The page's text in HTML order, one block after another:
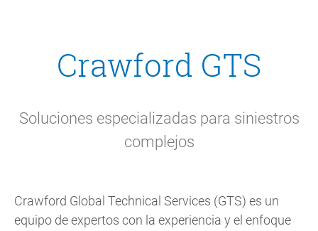
Crawford GTS
Soluciones especializadas para siniestros
complejos
Crawford Global Technical Services (GTS) es un
equipo de expertos con la experiencia y el enfoque